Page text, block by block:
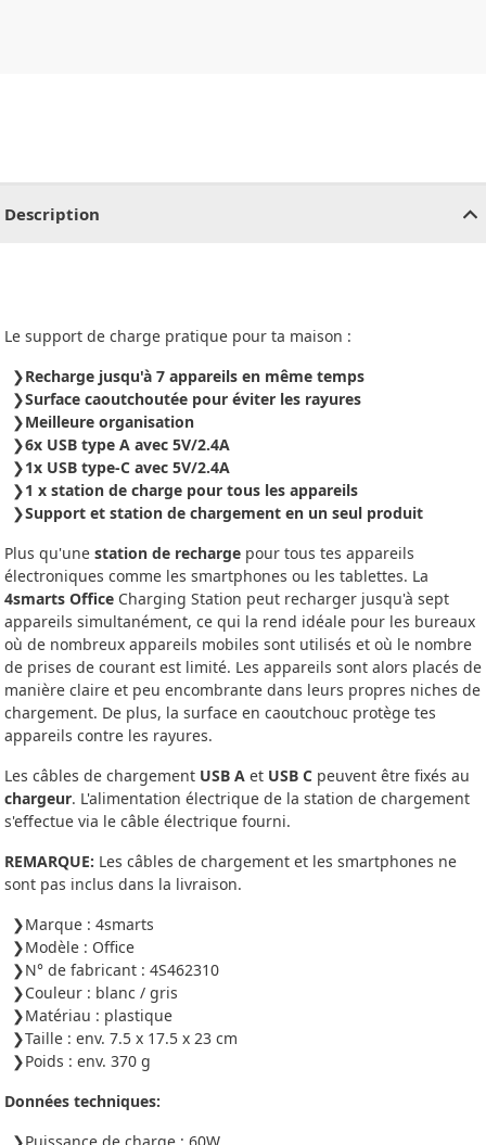
Description
Le support de charge pratique pour ta maison :
Recharge jusqu'à 7 appareils en même temps
Surface caoutchoutée pour éviter les rayures
Meilleure organisation
6x USB type A avec 5V/2.4A
1x USB type-C avec 5V/2.4A
1 x station de charge pour tous les appareils
Support et station de chargement en un seul produit
Plus qu'une station de recharge pour tous tes appareils
électroniques comme les smartphones ou les tablettes. La
4smarts Office Charging Station peut recharger jusqu'à sept
appareils simultanément, ce qui la rend idéale pour les bureaux
où de nombreux appareils mobiles sont utilisés et où le nombre
de prises de courant est limité. Les appareils sont alors placés de
manière claire et peu encombrante dans leurs propres niches de
chargement. De plus, la surface en caoutchouc protège tes
appareils contre les rayures.
Les câbles de chargement USB A et USB C peuvent être fixés au
chargeur. L'alimentation électrique de la station de chargement
s'effectue via le câble électrique fourni.
REMARQUE: Les câbles de chargement et les smartphones ne
sont pas inclus dans la livraison.
Marque : 4smarts
Modèle : Office
N° de fabricant : 4S462310
Couleur : blanc / gris
Matériau : plastique
Taille : env. 7.5 x 17.5 x 23 cm
Poids : env. 370 g
Données techniques: